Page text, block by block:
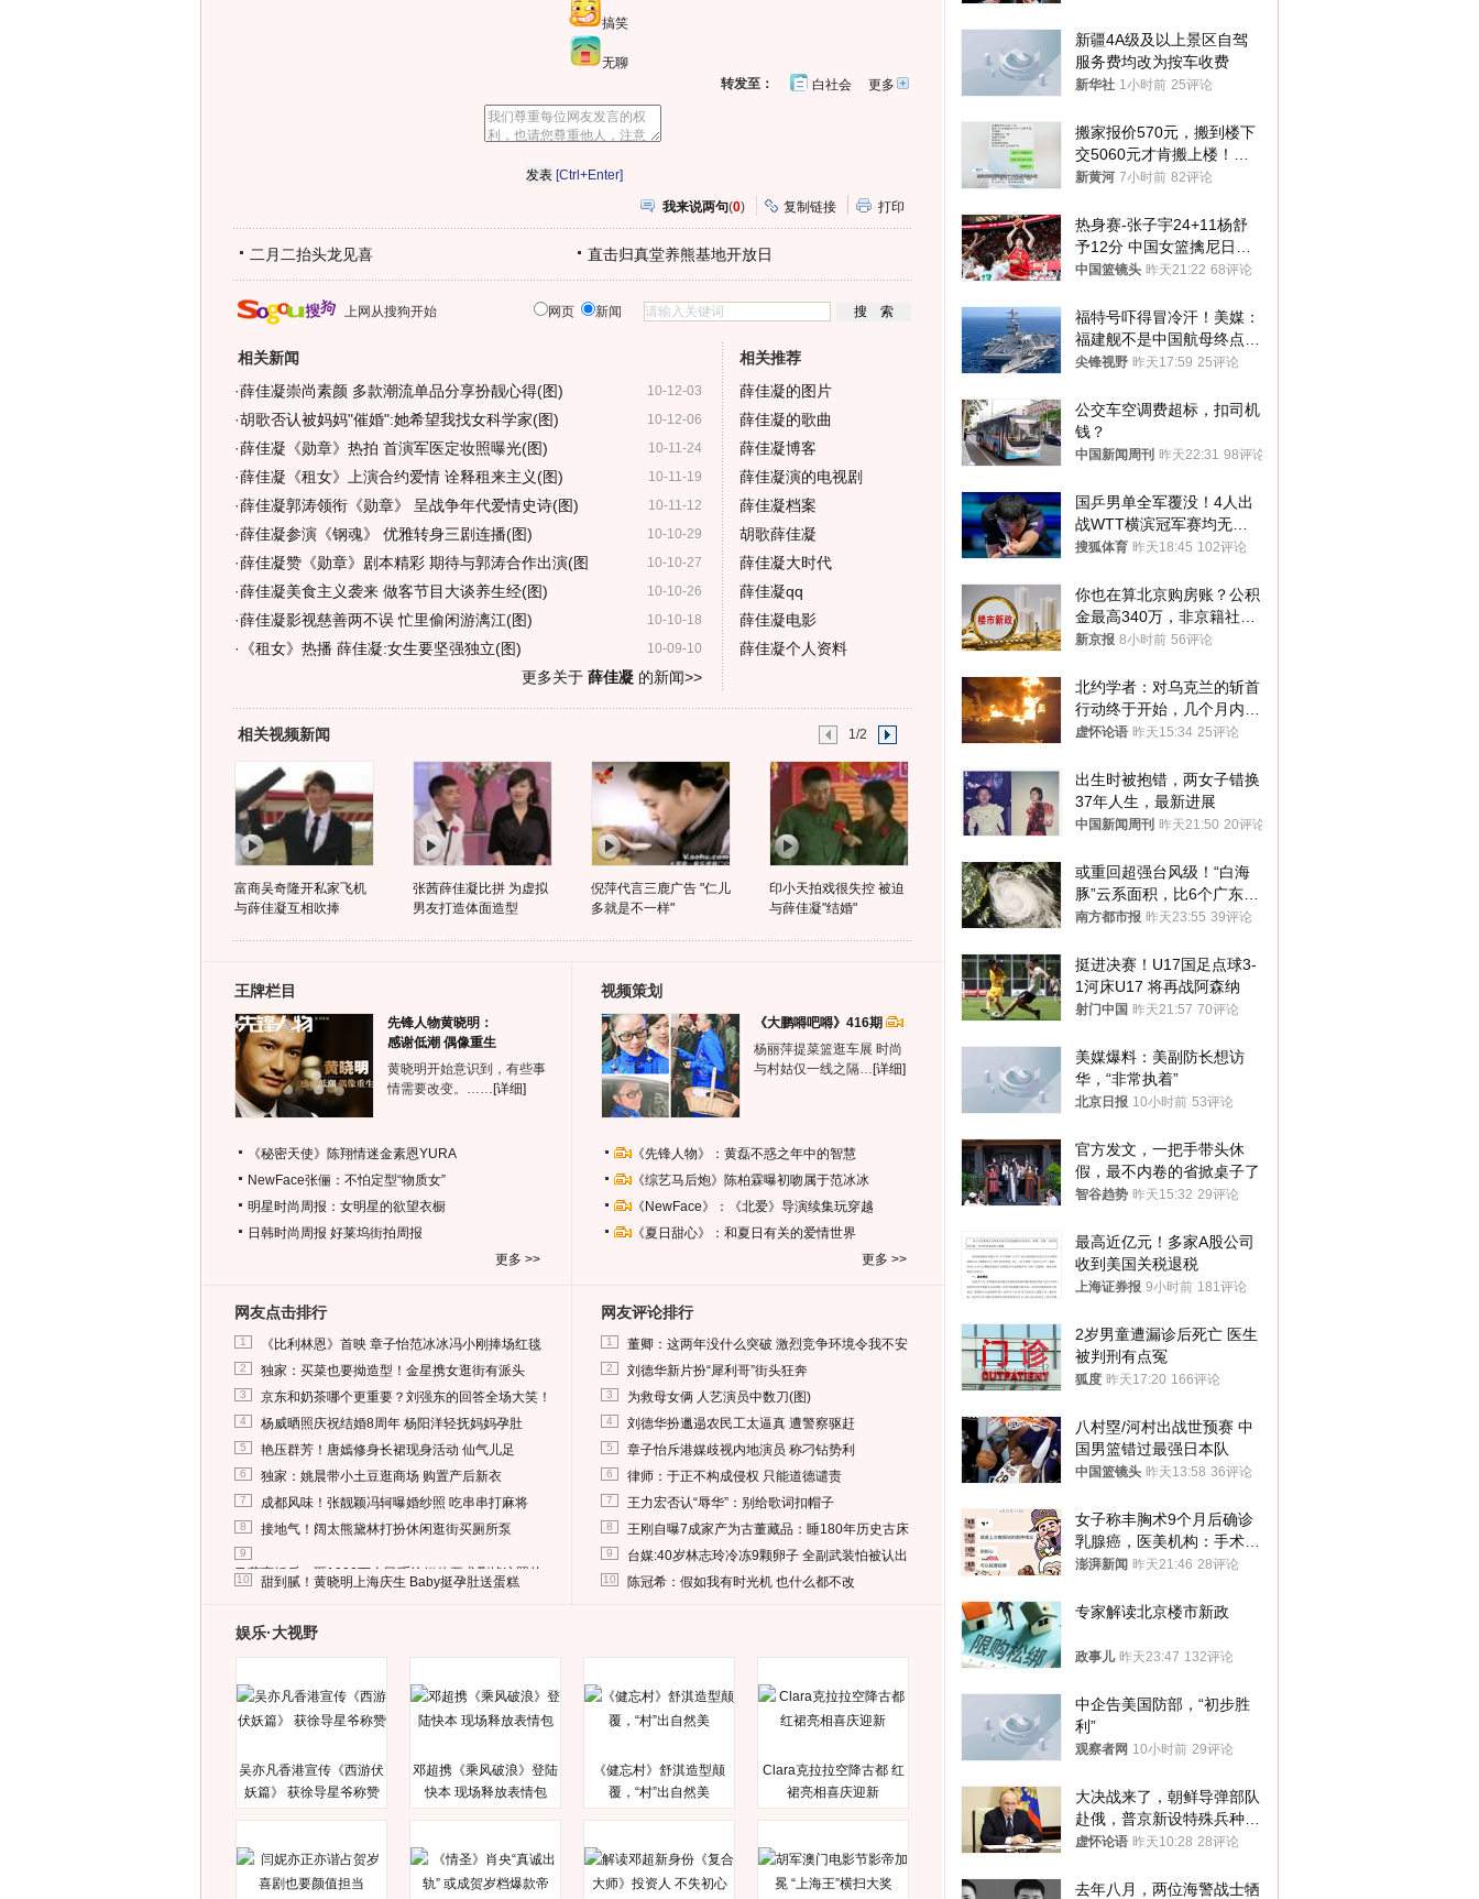
搞笑
无聊
更多开
转发至： 白社会
[Ctrl+Enter]
我来说两句(0) 复制链接 打印
二月二抬头龙见喜 直击归真堂养熊基地开放日
上网从搜狗开始 网页 新闻
相关新闻
10-12-03
·薛佳凝崇尚素颜 多款潮流单品分享扮靓心得(图)
10-12-06
·胡歌否认被妈妈"催婚":她希望我找女科学家(图)
10-11-24
·薛佳凝《勋章》热拍 首演军医定妆照曝光(图)
10-11-19
·薛佳凝《租女》上演合约爱情 诠释租来主义(图)
10-11-12
·薛佳凝郭涛领衔《勋章》 呈战争年代爱情史诗(图)
10-10-29
·薛佳凝参演《钢魂》 优雅转身三剧连播(图)
10-10-27
·薛佳凝赞《勋章》剧本精彩 期待与郭涛合作出演(图
10-10-26
·薛佳凝美食主义袭来 做客节目大谈养生经(图)
10-10-18
·薛佳凝影视慈善两不误 忙里偷闲游漓江(图)
10-09-10
· 《租女》热播 薛佳凝:女生要坚强独立(图)
更多关于 薛佳凝的新闻>>
相关推荐
薛佳凝的图片
薛佳凝的歌曲
薛佳凝博客
薛佳凝演的电视剧
薛佳凝档案
胡歌薛佳凝
薛佳凝大时代
薛佳凝qq
薛佳凝电影
薛佳凝个人资料
相关视频新闻 1/2
富商吴奇隆开私家飞机
与薛佳凝互相吹捧
张茜薛佳凝比拼 为虚拟
男友打造体面造型
倪萍代言三鹿广告 "仁儿
多就是不一样"
印小天拍戏很失控 被迫
与薛佳凝"结婚"
王牌栏目
先锋人物黄晓明：
感谢低潮 偶像重生
黄晓明开始意识到，有些事
情需要改变。…… [详细]
《秘密天使》陈翔情迷金素恩YURA
NewFace张俪：不怕定型“物质女”
明星时尚周报：女明星的欲望衣橱
日韩时尚周报 好莱坞街拍周报
更多 >>
视频策划
《大鹏嘚吧嘚》416期
杨丽萍提菜篮逛车展 时尚
与村姑仅一线之隔… [详细]
《先锋人物》：黄磊不惑之年中的智慧
《综艺马后炮》陈柏霖曝初吻属于范冰冰
《NewFace》：《北爱》导演续集玩穿越
《夏日甜心》：和夏日有关的爱情世界
更多 >>
网友点击排行
1 《比利林恩》首映 章子怡范冰冰冯小刚捧场红毯
2 独家：买菜也要拗造型！金星携女逛街有派头
3 京东和奶茶哪个更重要？刘强东的回答全场大笑！
4 杨威晒照庆祝结婚8周年 杨阳洋轻抚妈妈孕肚
5 艳压群芳！唐嫣修身长裙现身活动 仙气儿足
6 独家：姚晨带小土豆逛商场 购置产后新衣
7 成都风味！张靓颖冯轲曝婚纱照 吃串串打麻将
8 接地气！阔太熊黛林打扮休闲逛街买厕所泵
9
马蓉离婚后，砸1000万人民币给媒体要求删掉这照片
10 甜到腻！黄晓明上海庆生 Baby挺孕肚送蛋糕
网友评论排行
1 董卿：这两年没什么突破 激烈竞争环境令我不安
2 刘德华新片扮“犀利哥”街头狂奔
3 为救母女俩 人艺演员中数刀(图)
4 刘德华扮邋遢农民工太逼真 遭警察驱赶
5 章子怡斥港媒歧视内地演员 称刁钻势利
6 律师：于正不构成侵权 只能道德谴责
7 王力宏否认“辱华”：别给歌词扣帽子
8 王刚自曝7成家产为古董藏品：睡180年历史古床
9 台媒:40岁林志玲冷冻9颗卵子 全副武装怕被认出
10 陈冠希：假如我有时光机 也什么都不改
娱乐·大视野
吴亦凡香港宣传《西游伏
妖篇》 获徐导星爷称赞
邓超携《乘风破浪》登陆
快本 现场释放表情包
《健忘村》舒淇造型颠
覆，“村”出自然美
Clara克拉拉空降古都 红
裙亮相喜庆迎新
新疆4A级及以上景区自驾
服务费均改为按车收费
新华社 1小时前 25评论
搬家报价570元，搬到楼下
交5060元才肯搬上楼！女
子傻眼了……
新黄河 7小时前 82评论
热身赛-张子宇24+11杨舒
予12分 中国女篮擒尼日利
亚
中国篮镜头 昨天21:22 68评论
福特号吓得冒冷汗！美媒：
福建舰不是中国航母终点，
而是新起点！
尖锋视野 昨天17:59 25评论
公交车空调费超标，扣司机
钱？
中国新闻周刊 昨天22:31 98评论
国乒男单全军覆没！4人出
战WTT横滨冠军赛均无缘
八强
搜狐体育 昨天18:45 102评论
你也在算北京购房账？公积
金最高340万，非京籍社保
1年
新京报 8小时前 56评论
北约学者：对乌克兰的斩首
行动终于开始，几个月内乌
将投降
虚怀论语 昨天15:34 25评论
出生时被抱错，两女子错换
37年人生，最新进展
中国新闻周刊 昨天21:50 20评论
或重回超强台风级！“白海
豚”云系面积，比6个广东还
大！深圳官方：注意这件事
南方都市报 昨天23:55 39评论
挺进决赛！U17国足点球3-
1河床U17 将再战阿森纳
射门中国 昨天21:57 70评论
美媒爆料：美副防长想访
华，“非常执着”
北京日报 10小时前 53评论
官方发文，一把手带头休
假，最不内卷的省掀桌子了
智谷趋势 昨天15:32 29评论
最高近亿元！多家A股公司
收到美国关税退税
上海证券报 9小时前 181评论
2岁男童遭漏诊后死亡 医生
被判刑有点冤
狐度 昨天17:20 166评论
八村塁/河村出战世预赛 中
国男篮错过最强日本队
中国篮镜头 昨天13:58 36评论
女子称丰胸术9个月后确诊
乳腺癌，医美机构：手术不
可能引发癌症，建议走司法
澎湃新闻 昨天21:46 28评论
专家解读北京楼市新政
政事儿 昨天23:47 132评论
中企告美国防部，“初步胜
利”
观察者网 10小时前 29评论
大决战来了，朝鲜导弹部队
赴俄，普京新设特殊兵种，
76岁老将扛旗
虚怀论语 昨天10:28 28评论
去年八月，两位海警战士牺